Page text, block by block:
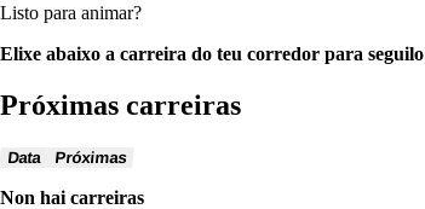
Listo para animar?
Elixe abaixo a carreira do teu corredor para seguilo
Próximas carreiras
Data Próximas
Non hai carreiras